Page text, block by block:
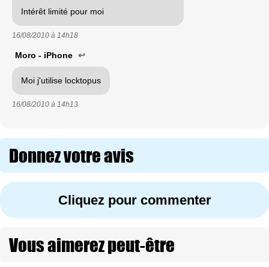
Intérêt limité pour moi
16/08/2010 à 14h18
Moro - iPhone ↩
Moi j'utilise locktopus
16/08/2010 à 14h13
Donnez votre avis
Cliquez pour commenter
Vous aimerez peut-être